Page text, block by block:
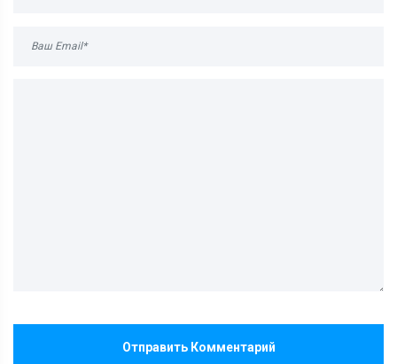
Отправить Комментарий